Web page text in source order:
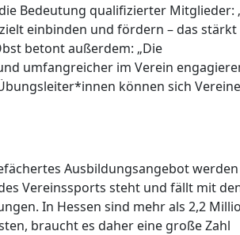
Bedeutung qualifizierter Mitglieder:
einbinden und fördern – das
betont außerdem: „Die
umfangreicher im Verein
können sich
Ausbildungsangebot
Vereinssports steht und fällt mit
In Hessen sind mehr als 2,2
braucht es daher eine große Zahl